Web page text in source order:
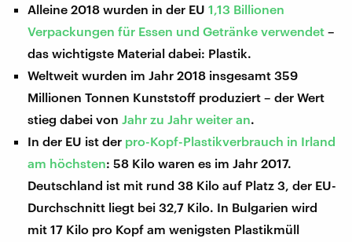
Alleine 2018 wurden in der EU1,13 Billionen
Verpackungen für Essen und Getränke verwendet –
das wichtigste Material dabei: Plastik.
Weltweit wurden im Jahr 2018 insgesamt 359
Millionen Tonnen Kunststoff produziert – der Wert
stieg dabei von Jahr zu Jahr weiter an.
In der EU ist der pro-Kopf-Plastikverbrauch in Irland
am höchsten: 58 Kilo waren es im Jahr 2017.
Deutschland ist mit rund 38 Kilo auf Platz 3, der EU-
Durchschnitt liegt bei 32,7 Kilo. In Bulgarien wird
mit 17 Kilo pro Kopf am wenigsten Plastikmüll